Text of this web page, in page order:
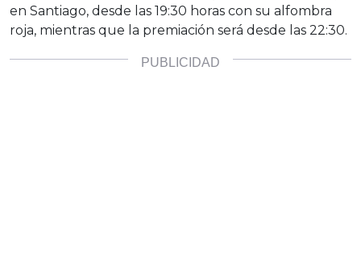
en Santiago, desde las 19:30 horas con su alfombra
roja, mientras que la premiación será desde las 22:30.